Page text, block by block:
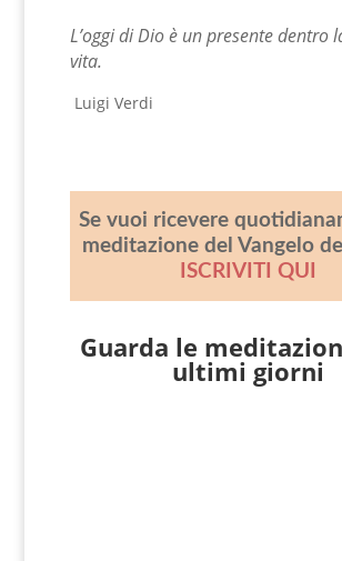
L’oggi di Dio è un presente dentro
vita.
Luigi Verdi
Se vuoi ricevere
meditazione del Vangelo
ISCRIVITI QUI
Guarda le
ultimi giorni